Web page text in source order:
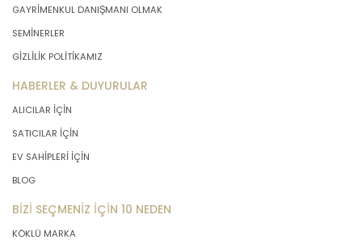
GAYRİMENKUL DANIŞMANI OLMAK
SEMİNERLER
GİZLİLİK POLİTİKAMIZ
HABERLER & DUYURULAR
ALICILAR İÇİN
SATICILAR İÇİN
EV SAHİPLERİ İÇİN
BLOG
BİZİ SEÇMENİZ İÇİN 10 NEDEN
KÖKLÜ MARKA